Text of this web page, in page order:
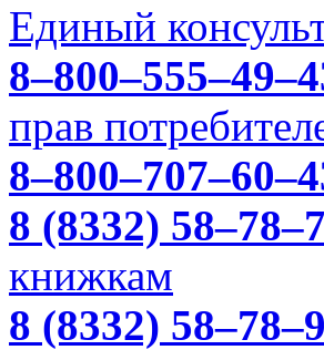
Единый
прав
8 (8332)
книжкам
8 (8332)